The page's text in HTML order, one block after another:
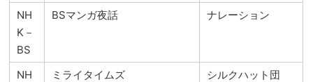
NH
K－
BS
BSマンガ夜話 ナレーション
NH
ミライタイムズ シルクハット団